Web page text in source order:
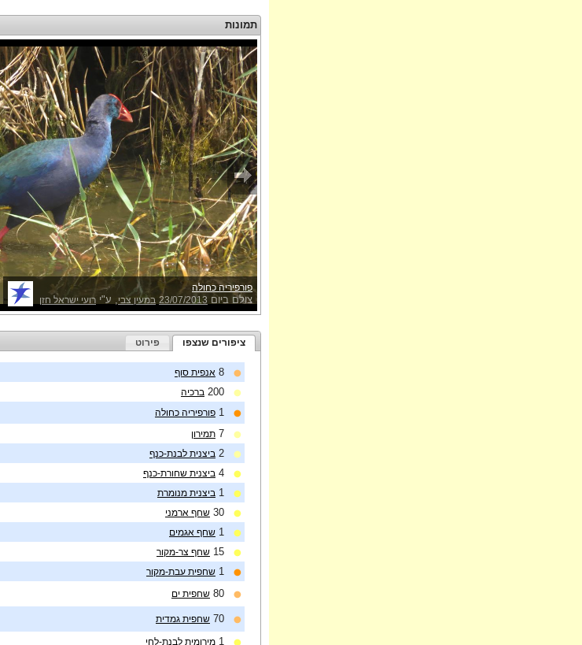
תמונות
פורפיריה כחולה
צולם ביום 23/07/2013 במעין צבי, ע"י רועי ישראל חזן
ציפורים שנצפו פירוט
8 אנפית סוף
200 ברכיה
1 פורפיריה כחולה
7 תמירון
2 ביצנית לבנת-כנף
4 ביצנית שחורת-כנף
1 ביצנית מנומרת
30 שחף ארמני
1 שחף אגמים
15 שחף צר-מקור
1 שחפית עבת-מקור
80 שחפית ים
70 שחפית גמדית
1 מירומית לבנת-לחי